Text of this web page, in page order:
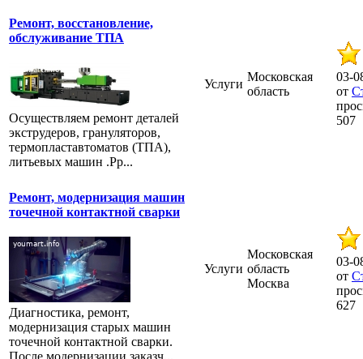
Ремонт, восстановление,
обслуживание ТПА
Осуществляем ремонт деталей
экструдеров, грануляторов,
термопластавтоматов (ТПА),
литьевых машин .Рр...
Услуги
Московская
область
03-
от
507
Ремонт, модернизация машин
точечной контактной сварки
Диагностика, ремонт,
модернизация старых машин
точечной контактной сварки.
Услуги
Московская
область
Москва
03-
от
627